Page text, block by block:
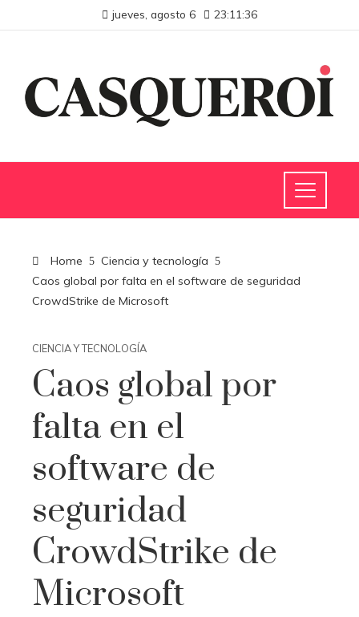
jueves, agosto 6 23:11:36
Home
Ciencia y tecnología
Caos global por falta en el software de seguridad
CrowdStrike de Microsoft
CIENCIA Y TECNOLOGÍA
Caos global por
falta en el
software de
seguridad
CrowdStrike de
Microsoft